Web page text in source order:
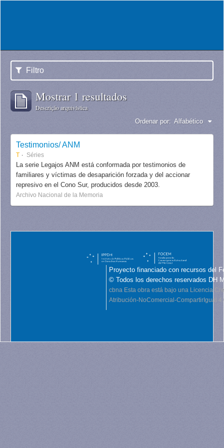
Filtro
Mostrar 1 resultados
Descrição arquivística
Ordenar por: Alfabético
Testimonios/ ANM
T Séries
La serie Legajos ANM está conformada por testimonios de
familiares y víctimas de desaparición forzada y del accionar
represivo en el Cono Sur, producidos desde 2003.
Archivo Nacional de la Memoria
Proyecto financiado con recursos del
© Todos los derechos reservados DH
cbna Esta obra está bajo una Licencia
Atribución-NoComercial-CompartirIgual